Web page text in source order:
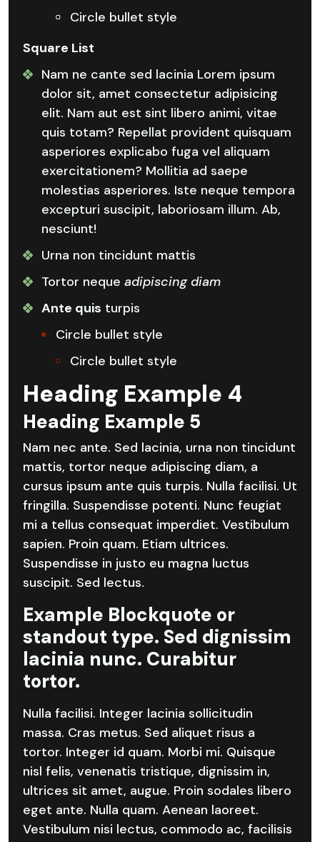
Circle bullet style
Square List
Nam ne cante sed lacinia Lorem ipsum
dolor sit, amet consectetur adipisicing
elit. Nam aut est sint libero animi, vitae
quis totam? Repellat provident quisquam
asperiores explicabo fuga vel aliquam
exercitationem? Mollitia ad saepe
molestias asperiores. Iste neque tempora
excepturi suscipit, laboriosam illum. Ab,
nesciunt!
Urna non tincidunt mattis
Tortor neque adipiscing diam
Ante quis turpis
Circle bullet style
Circle bullet style
Heading Example 4
Heading Example 5
Nam nec ante. Sed lacinia, urna non tincidunt
mattis, tortor neque adipiscing diam, a
cursus ipsum ante quis turpis. Nulla facilisi. Ut
fringilla. Suspendisse potenti. Nunc feugiat
mi a tellus consequat imperdiet. Vestibulum
sapien. Proin quam. Etiam ultrices.
Suspendisse in justo eu magna luctus
suscipit. Sed lectus.
Example Blockquote or
standout type. Sed dignissim
lacinia nunc. Curabitur
tortor.
Nulla facilisi. Integer lacinia sollicitudin
massa. Cras metus. Sed aliquet risus a
tortor. Integer id quam. Morbi mi. Quisque
nisl felis, venenatis tristique, dignissim in,
ultrices sit amet, augue. Proin sodales libero
eget ante. Nulla quam. Aenean laoreet.
Vestibulum nisi lectus, commodo ac, facilisis